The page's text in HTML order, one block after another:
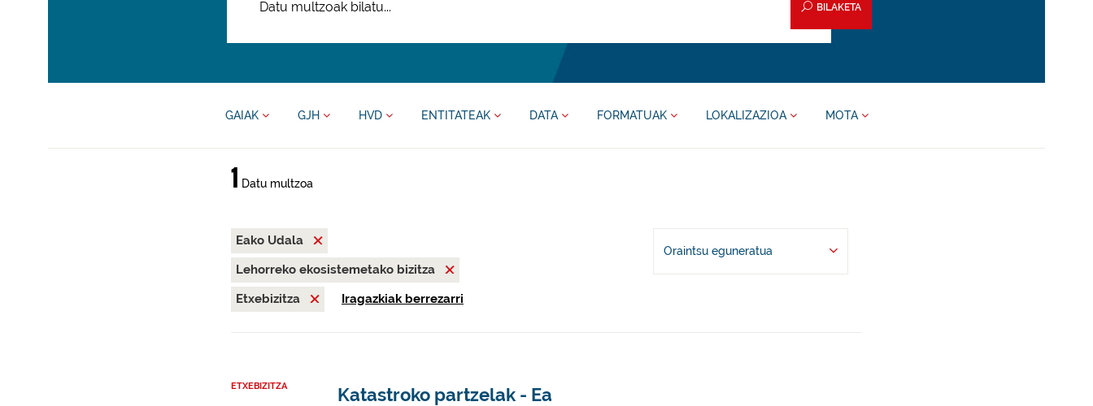
BILAKETA
GAIAK GJH HVD ENTITATEAK DATA FORMATUAK LOKALIZAZIOA MOTA
1 Datu multzoa
Eako Udala
Lehorreko ekosistemetako bizitza
Etxebizitza
Iragazkiak berrezarri
Oraintsu eguneratua
ETXEBIZITZA Katastroko partzelak - Ea